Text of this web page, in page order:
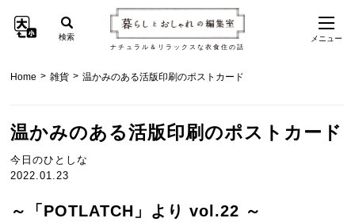
ナチュラル＆リラックスな衣食住の話
検索 メニュー
Home > 雑貨 > 温かみのある活版印刷のポストカード
温かみのある活版印刷のポストカード
今日のひとしな
2022.01.23
～「POTLATCH」より vol.22 ～